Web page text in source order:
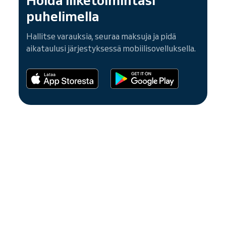
puhelimella
Hallitse varauksia, seuraa maksuja ja pidä
aikataulusi järjestyksessä mobiilisovelluksella.